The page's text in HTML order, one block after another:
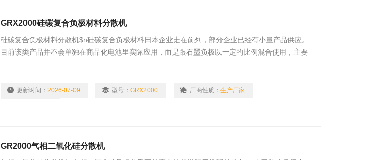
GRX2000硅碳复合负极材料分散机
硅碳复合负极材料分散机$n硅碳复合负极材料日本企业走在前列，部分企业已经有小量产品供应。
目前该类产品并不会单独在商品化电池里实际应用，而是跟石墨负极以一定的比例混合使用，主要
更新时间：2026-07-09 型号：GRX2000 厂商性质：生产厂家
GR2000气相二氧化硅分散机